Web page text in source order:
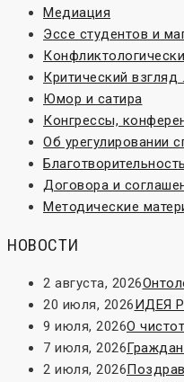
Медиация
Эссе студентов и
Критический взгляд
Юмор и сатира
Конгрессы,
Об урегулировании
Благотворительность
Договора и
Методические
НОВОСТИ
2 августа, 2026
20 июля, 2026ИДЕЯ
9 июля, 2026О
7 июля, 2026
2 июля, 2026